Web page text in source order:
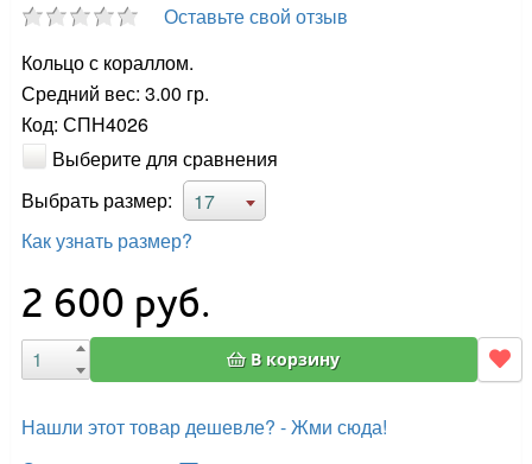
Оставьте свой отзыв
Кольцо с кораллом.
Средний вес: 3.00 гр.
Код: СПН4026
Выберите для сравнения
Выбрать размер:
17
Как узнать размер?
2 600 руб.
В корзину
Нашли этот товар дешевле? - Жми сюда!